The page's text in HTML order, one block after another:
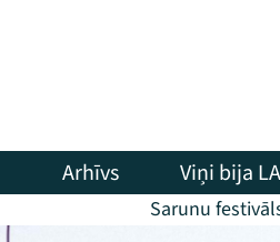
Arhīvs Viņi bija
Sarunu